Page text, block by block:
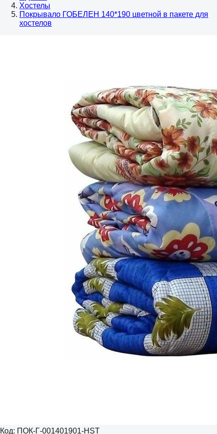
Хостелы
Покрывало ГОБЕЛЕН 140*190 цветной в пакете для
хостелов
Код: ПОК-Г-001401901-HST